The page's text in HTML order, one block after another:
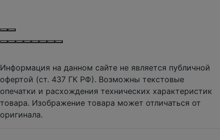
Информация на данном сайте не является публичной
офертой (ст. 437 ГК РФ). Возможны текстовые
опечатки и расхождения технических характеристик
товара. Изображение товара может отличаться от
оригинала.